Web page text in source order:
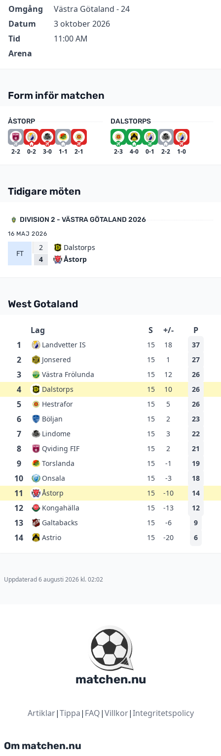
Omgång
Västra Götaland - 24
Datum
3 oktober 2026
Tid
11:00 AM
Arena
Form inför matchen
ÅSTORP
2-2 0-2 3-0 1-1 2-1
DALSTORPS
2-3 4-0 0-1 2-2 1-0
Tidigare möten
DIVISION 2 - VÄSTRA GÖTALAND 2026
16 MAJ 2026
FT
2
4
Dalstorps
Åstorp
West Gotaland
Lag S +/-
P
1
Landvetter IS 15 18 37
2 Jonsered 15 1 27
3 Västra Frölunda 15 12 26
4 Dalstorps 15 10 26
5 Hestrafor 15 5 26
6 Böljan 15 2 23
7 Lindome 15 3 22
8 Qviding FIF 15 2 21
9 Torslanda 15 -1 19
10 Onsala 15 -3 18
11 Åstorp 15 -10 14
12 Kongahälla 15 -13 12
13 Galtabacks 15 -6 9
14 Astrio 15 -20 6
Uppdaterad 6 augusti 2026 kl. 02:02
matchen.nu
Artiklar|Tippa| FAQ|Villkor|Integritetspolicy
Om matchen.nu